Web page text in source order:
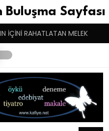
Sayfası
İÇİNİ RAHATLATAN MELEK